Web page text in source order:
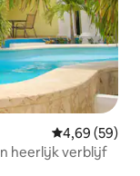
Gemiddelde
4,69 (59)
heerlijk verblijf